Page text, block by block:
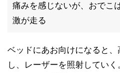
痛みを感じないが、おでこ
激が走る
ベッドにあお向けになると
し、レーザーを照射してい